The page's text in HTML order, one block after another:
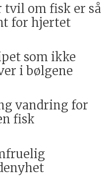
tvil om fisk er så
for hjertet
som ikke
i bølgene
vandring for
fisk